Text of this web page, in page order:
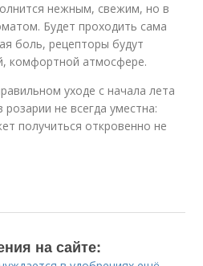
нежным, свежим, но в
Будет проходить сама
боль, рецепторы будут
комфортной атмосфере.
уходе с начала лета
не всегда уместна:
получиться откровенно не
на сайте: